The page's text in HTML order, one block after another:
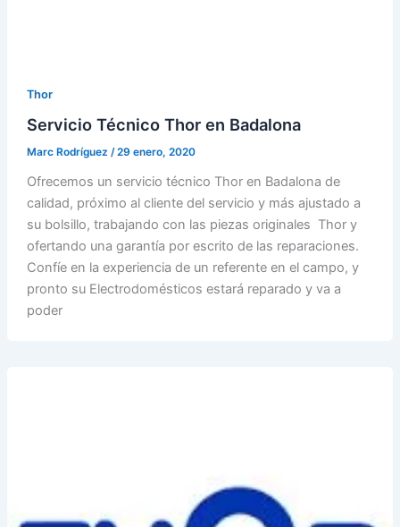
Thor
Servicio Técnico Thor en Badalona
Marc Rodríguez /29 enero, 2020
Ofrecemos un servicio técnico Thor en Badalona de
calidad, próximo al cliente del servicio y más ajustado a
su bolsillo, trabajando con las piezas originales Thor y
ofertando una garantía por escrito de las reparaciones.
Confíe en la experiencia de un referente en el campo, y
pronto su Electrodomésticos estará reparado y va a
poder